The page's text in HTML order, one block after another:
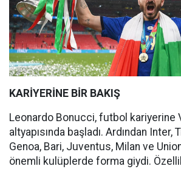
KARİYERİNE BİR BAKIŞ
Leonardo Bonucci, futbol kariyerine
altyapısında başladı. Ardından Inter,
Genoa, Bari, Juventus, Milan ve
önemli kulüplerde forma giydi.